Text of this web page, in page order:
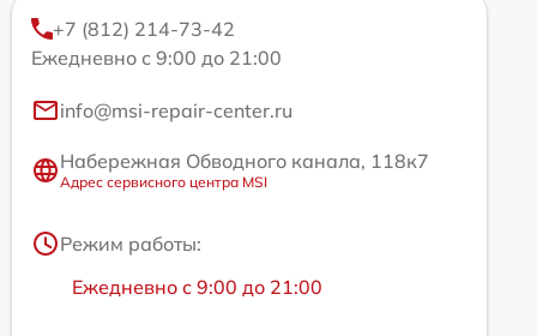
+7 (812) 214-73-42
Ежедневно с 9:00 до 21:00
info@msi-repair-center.ru
Набережная Обводного канала, 118к7
Адрес сервисного центра MSI
Режим работы:
Ежедневно с 9:00 до 21:00